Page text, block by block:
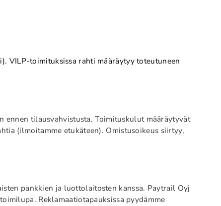
VILP-toimituksissa rahti määräytyy toteutuneen
ennen tilausvahvistusta. Toimituskulut määräytyvät
(ilmoitamme etukäteen). Omistusoikeus siirtyy,
pankkien ja luottolaitosten kanssa. Paytrail Oyj
Reklamaatiotapauksissa pyydämme